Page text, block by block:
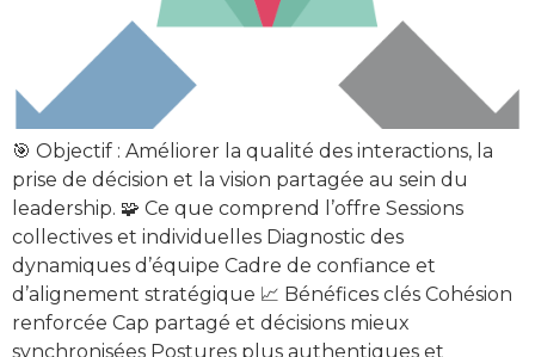
🎯 Objectif : Améliorer la qualité des interactions, la
prise de décision et la vision partagée au sein du
leadership. 🧩 Ce que comprend l’offre Sessions
collectives et individuelles Diagnostic des
dynamiques d’équipe Cadre de confiance et
d’alignement stratégique 📈 Bénéfices clés Cohésion
renforcée Cap partagé et décisions mieux
synchronisées Postures plus authentiques et